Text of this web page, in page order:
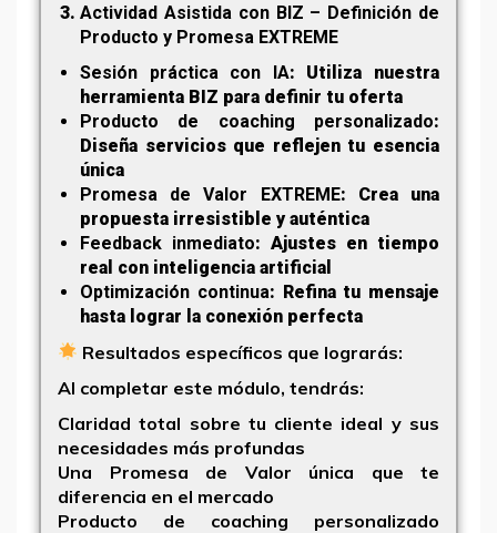
Actividad Asistida con BIZ – Definición de
Producto y Promesa EXTREME
Sesión práctica con IA: Utiliza nuestra
herramienta BIZ para definir tu oferta
Producto de coaching personalizado:
Diseña servicios que reflejen tu esencia
única
Promesa de Valor EXTREME: Crea una
propuesta irresistible y auténtica
Feedback inmediato: Ajustes en tiempo
real con inteligencia artificial
Optimización continua: Refina tu mensaje
hasta lograr la conexión perfecta
Resultados específicos que lograrás:
Al completar este módulo, tendrás:
Claridad total sobre tu cliente ideal y sus
necesidades más profundas
Una Promesa de Valor única que te
diferencia en el mercado
Producto de coaching personalizado